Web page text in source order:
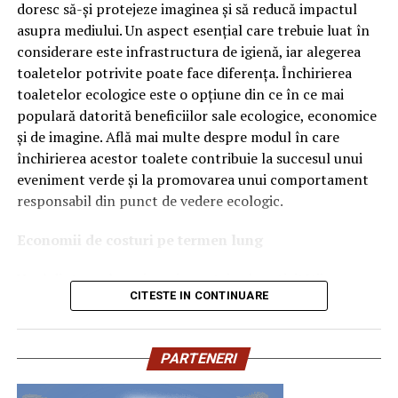
Ce înseamnă Ravenol VMP?
DenumireaVMPidentifică o gamă de uleiuri dezvoltate
pentru motoare moderne care necesită performanțe
ridicate și compatibilitate cu numeroase specificații ale
constructorilor auto.
Acest produs este destinat în special motoarelor
moderne pe benzină și diesel, inclusiv celor echipate cu:
catalizatoare moderne;
sisteme Start-Stop.
Una dintre cele mai importante caracteristici ale acestui
doresc să-și protejeze imaginea și să reducă impactul
asupra mediului. Un aspect esențial care trebuie luat în
considerare este infrastructura de igienă, iar alegerea
toaletelor potrivite poate face diferența. Închirierea
toaletelor ecologice este o opțiune din ce în ce mai
populară datorită beneficiilor sale ecologice, economice
și de imagine. Află mai multe despre modul în care
închirierea acestor toalete contribuie la succesul unui
eveniment verde și la promovarea unui comportament
responsabil din punct de vedere ecologic.
Economii de costuri pe termen lung
Unul dintre cele mai mari avantaje ale activității
închiriere toalete ecologiceeste economia de costuri.
termen lung, aceasta este o opțiune mai rentabilă decât
construirea unei infrastructuri permanente de toalete.
Toaletele ecologice nu necesită conexiuni complexe la
CITESTE IN CONTINUARE
PARTENERI